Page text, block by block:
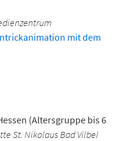
mit dem
(Altersgruppe bis 6
St. Nikolaus Bad Vilbel